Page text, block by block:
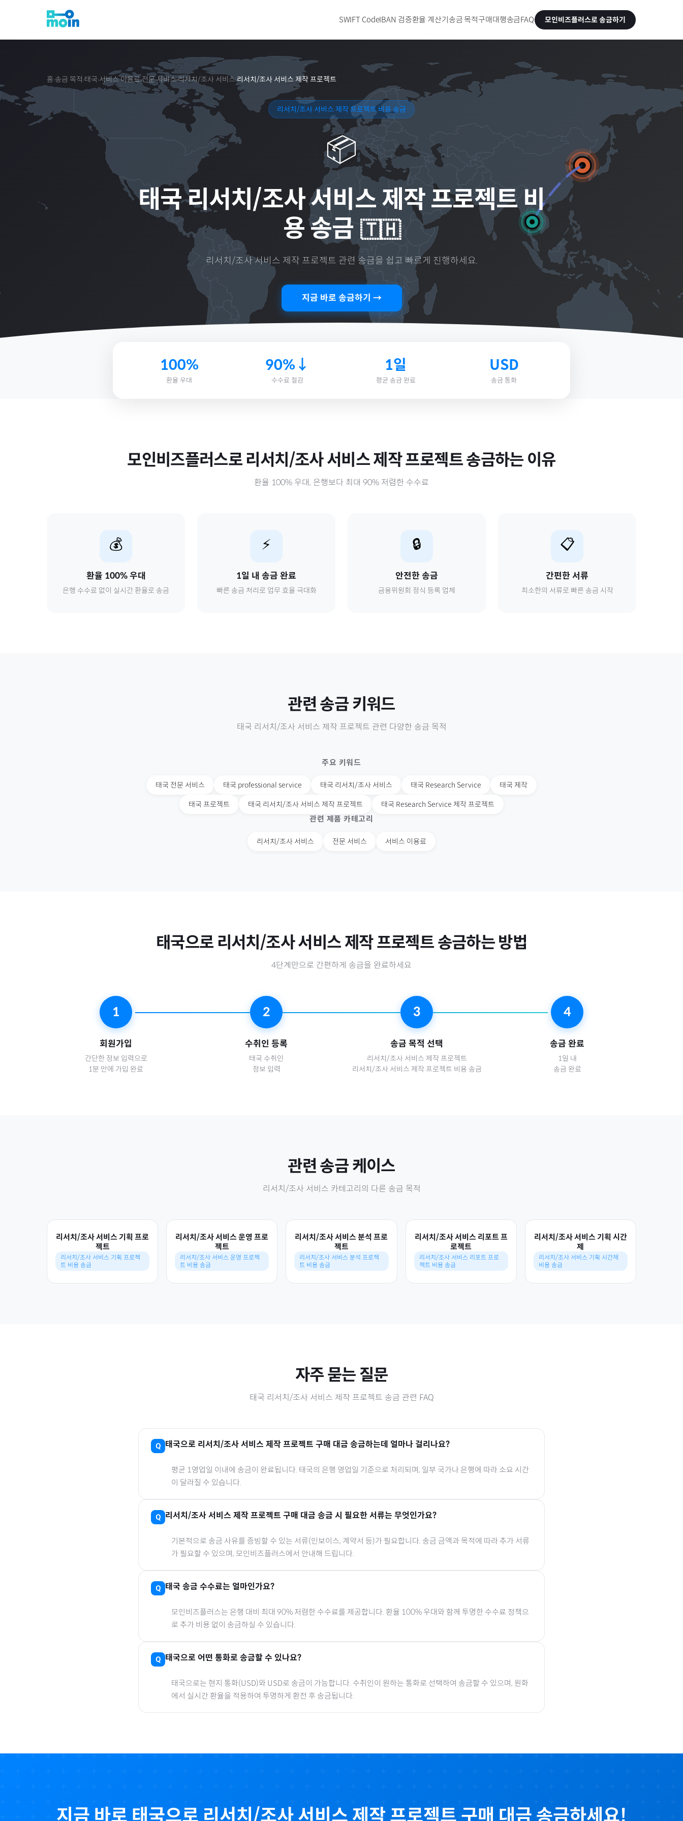
SWIFT CodeIBAN 검증환율 계산기송금 목적구매대행송금FAQ 모인비즈플러스로 송금하기
홈›송금 목적 ›태국›서비스 이용료›전문 서비스›리서치/조사 서비스›리서치/조사 서비스 제작 프로젝트
리서치/조사 서비스 제작 프로젝트 비용 송금
📦
태국리서치/조사 서비스 제작 프로젝트 비
용 송금 🇹🇭
리서치/조사 서비스 제작 프로젝트 관련 송금을 쉽고 빠르게 진행하세요.
지금 바로 송금하기 →
100%
환율 우대
90%↓
수수료 절감
1일
평균 송금 완료
USD
송금 통화
모인비즈플러스로 리서치/조사 서비스 제작 프로젝트송금하는 이유
환율 100% 우대, 은행보다 최대 90% 저렴한 수수료
💰
환율 100% 우대
은행 수수료 없이 실시간 환율로 송금
⚡
1일 내 송금 완료
빠른 송금 처리로 업무 효율 극대화
🔒
안전한 송금
금융위원회 정식 등록 업체
📋
간편한 서류
최소한의 서류로 빠른 송금 시작
관련 송금 키워드
태국 리서치/조사 서비스 제작 프로젝트 관련 다양한 송금 목적
주요 키워드
태국 전문 서비스 태국 professional service 태국 리서치/조사 서비스 태국 Research Service 태국 제작
태국 프로젝트 태국 리서치/조사 서비스 제작 프로젝트 태국 Research Service 제작 프로젝트
관련 제품 카테고리
리서치/조사 서비스 전문 서비스 서비스 이용료
태국으로 리서치/조사 서비스 제작 프로젝트 송금하는 방법
4단계만으로 간편하게 송금을 완료하세요
1
회원가입
간단한 정보 입력으로
1분 만에 가입 완료
2
수취인 등록
태국 수취인
정보 입력
3
송금 목적 선택
리서치/조사 서비스 제작 프로젝트
리서치/조사 서비스 제작 프로젝트 비용 송금
4
송금 완료
1일 내
송금 완료
관련 송금 케이스
리서치/조사 서비스 카테고리의 다른 송금 목적
리서치/조사 서비스 기획 프로
젝트
리서치/조사 서비스 기획 프로젝
트 비용 송금
리서치/조사 서비스 운영 프로
젝트
리서치/조사 서비스 운영 프로젝
트 비용 송금
리서치/조사 서비스 분석 프로
젝트
리서치/조사 서비스 분석 프로젝
트 비용 송금
리서치/조사 서비스 리포트 프
로젝트
리서치/조사 서비스 리포트 프로
젝트 비용 송금
리서치/조사 서비스 기획 시간
제
리서치/조사 서비스 기획 시간제
비용 송금
자주 묻는 질문
태국 리서치/조사 서비스 제작 프로젝트 송금 관련 FAQ
태국으로 리서치/조사 서비스 제작 프로젝트 구매 대금 송금하는데 얼마나 걸리나요?
평균 1영업일 이내에 송금이 완료됩니다. 태국의 은행 영업일 기준으로 처리되며, 일부 국가나 은행에 따라 소요 시간
이 달라질 수 있습니다.
리서치/조사 서비스 제작 프로젝트 구매 대금 송금 시 필요한 서류는 무엇인가요?
기본적으로 송금 사유를 증빙할 수 있는 서류(인보이스, 계약서 등)가 필요합니다. 송금 금액과 목적에 따라 추가 서류
가 필요할 수 있으며, 모인비즈플러스에서 안내해 드립니다.
태국 송금 수수료는 얼마인가요?
모인비즈플러스는 은행 대비 최대 90% 저렴한 수수료를 제공합니다. 환율 100% 우대와 함께 투명한 수수료 정책으
로 추가 비용 없이 송금하실 수 있습니다.
태국으로 어떤 통화로 송금할 수 있나요?
태국으로는 현지 통화(USD)와 USD로 송금이 가능합니다. 수취인이 원하는 통화로 선택하여 송금할 수 있으며, 원화
에서 실시간 환율을 적용하여 투명하게 환전 후 송금됩니다.
지금 바로 태국으로 리서치/조사 서비스 제작 프로젝트 구매 대금 송금하세요!